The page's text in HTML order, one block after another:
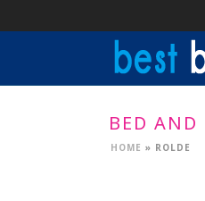
BED AND
HOME » ROLDE